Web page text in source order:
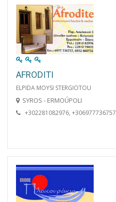
AFRODITI
ELPIDA MOYSI STERGIOTOU
SYROS - ERMOÚPOLI
+302281082976, +306977736757